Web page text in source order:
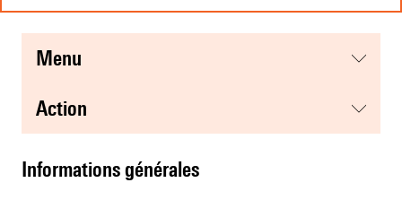
menu
action
informations générales